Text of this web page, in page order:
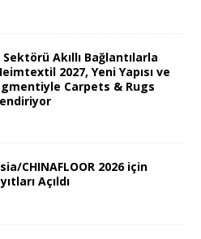
Sektörü Akıllı Bağlantılarla
2027, Yeni Yapısı ve
Carpets & Rugs
CHINAFLOOR 2026 için
Açıldı